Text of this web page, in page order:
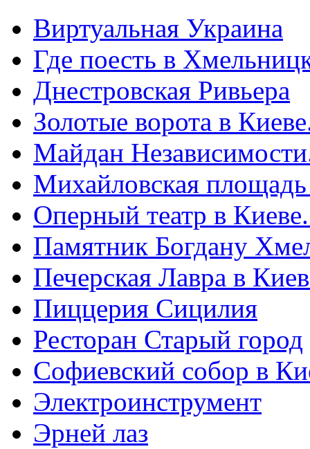
Виртуальная Украина
Где поесть в
Днестровская Ривьера
Золотые ворота в
Майдан
Михайловская
Оперный театр в
Памятник Богдану
Печерская Лавра в
Пиццерия Сицилия
Ресторан Старый город
Софиевский собор в
Электроинструмент
Эрней лаз